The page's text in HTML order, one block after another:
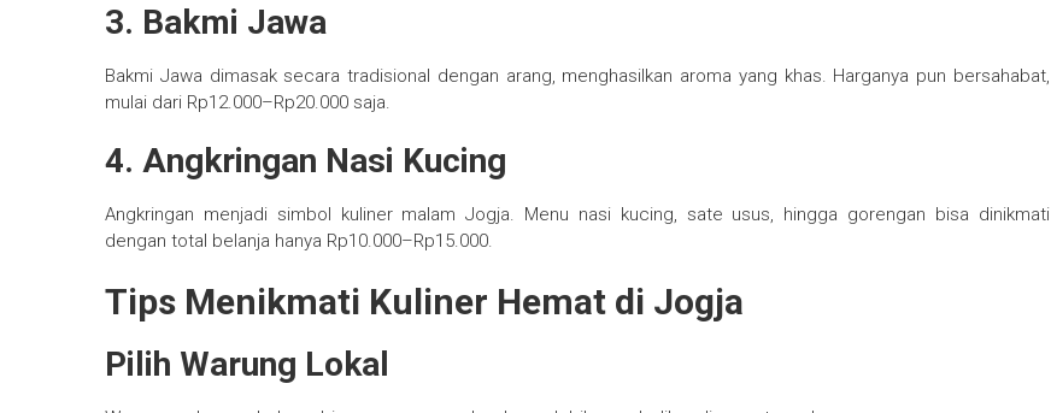
3. Bakmi Jawa
Bakmi Jawa dimasak secara tradisional dengan arang, menghasilkan aroma yang khas. Harganya pun bersahabat,
mulai dari Rp12.000–Rp20.000 saja.
4. Angkringan Nasi Kucing
Angkringan menjadi simbol kuliner malam Jogja. Menu nasi kucing, sate usus, hingga gorengan bisa dinikmati
dengan total belanja hanya Rp10.000–Rp15.000.
Tips Menikmati Kuliner Hemat di Jogja
Pilih Warung Lokal